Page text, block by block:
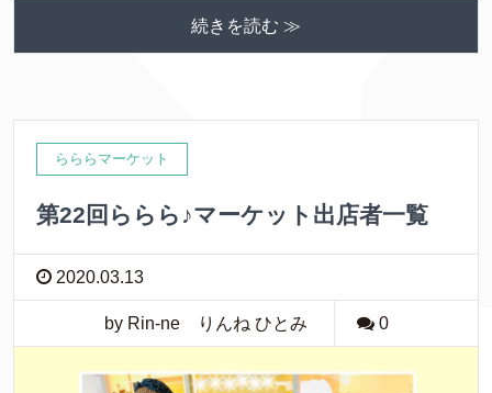
続きを読む ≫
らららマーケット
第22回ららら♪マーケット出店者一覧
2020.03.13
by Rin-ne りんね ひとみ 0